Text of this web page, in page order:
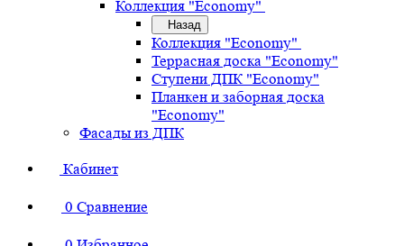
Коллекция "Economy"
Назад
Коллекция "Economy"
Террасная доска "Economy"
Ступени ДПК "Economy"
Планкен и заборная доска
"Economy"
Фасады из ДПК
Кабинет
0 Сравнение